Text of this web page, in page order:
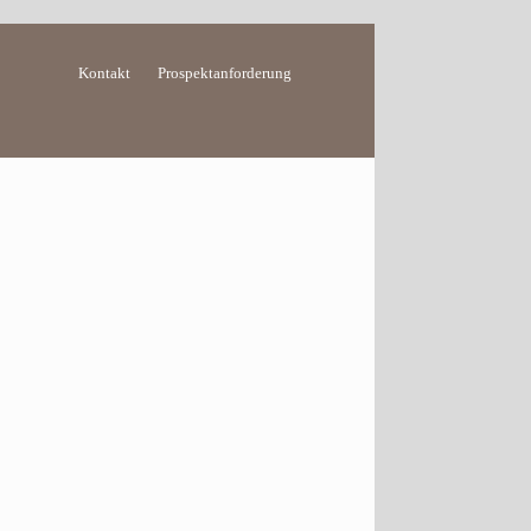
Kontakt Prospektanforderung